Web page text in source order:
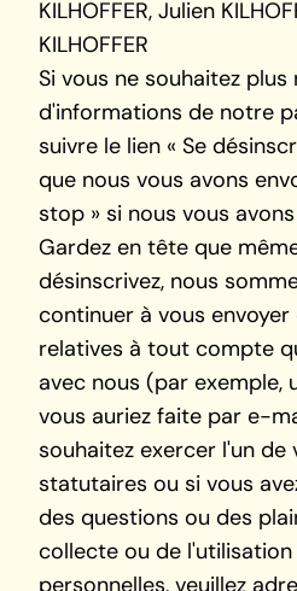
KILHOFFER, Julien
KILHOFFER
Si vous ne souhaitez plus
d'informations de notre
suivre le lien « Se
que nous vous avons
stop » si nous vous
Gardez en tête que
désinscrivez, nous
continuer à vous
relatives à tout compte
avec nous (par exemple,
vous auriez faite par e-
souhaitez exercer l'un de
statutaires ou si vous
des questions ou des
collecte ou de